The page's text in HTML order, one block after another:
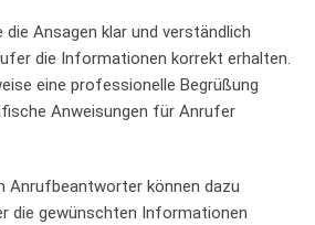
⁣Ansagen klar und‍ verständlich
die Informationen ‍korrekt erhalten.
‌eine professionelle Begrüßung
Anweisungen⁣ für Anrufer
Anrufbeantworter können‌ dazu
die‌ gewünschten‍ Informationen